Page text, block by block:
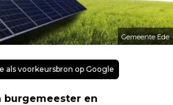
Gemeente Ede
als voorkeursbron op Google
burgemeester en